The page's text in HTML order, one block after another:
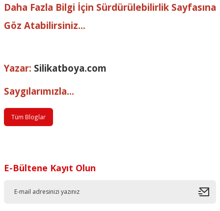
Daha Fazla Bilgi İçin Sürdürülebilirlik Sayfasına
Göz Atabilirsiniz...
Yazar: Silikatboya.com
Saygılarımızla...
Tüm Bloglar
E-Bültene Kayıt Olun